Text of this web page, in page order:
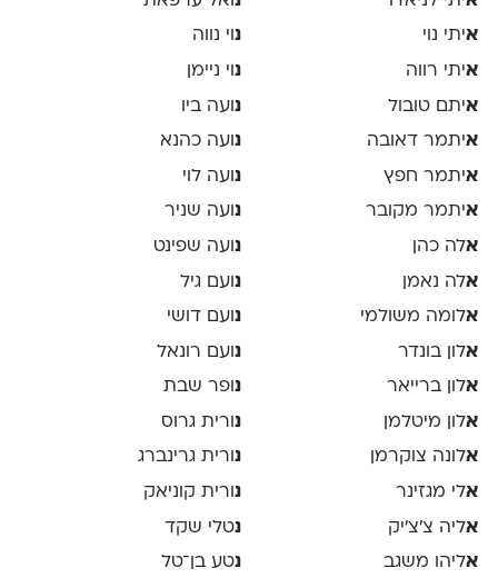
איתי נוי
איתי רווה
איתם טובול
איתמר דאובה
איתמר חפץ
איתמר מקובר
אלה כהן
אלה נאמן
אלומה משולמי
אלון בונדר
אלון ברייאר
אלון מיטלמן
אלונה צוקרמן
אלי מגזינר
אליה צ׳צ׳יק
אליהו משגב
נוי נווה
נ וי ניימן
נועה ביו
נ ועה כהנא
נ ועה לוי
נועה שניר
נ ועה שפינט
נועם גיל
נ ועם דושי
נ ועם רונאל
נופר שבת
נ ורית גרוס
נורית גרינברג
נ ורית קוניאק
נטלי שקד
נטע בן־טל